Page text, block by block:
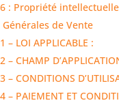
6 : Propriété intellectuelle
de Vente
– LOI APPLICABLE :
– CHAMP
– CONDITIONS
– PAIEMENT ET